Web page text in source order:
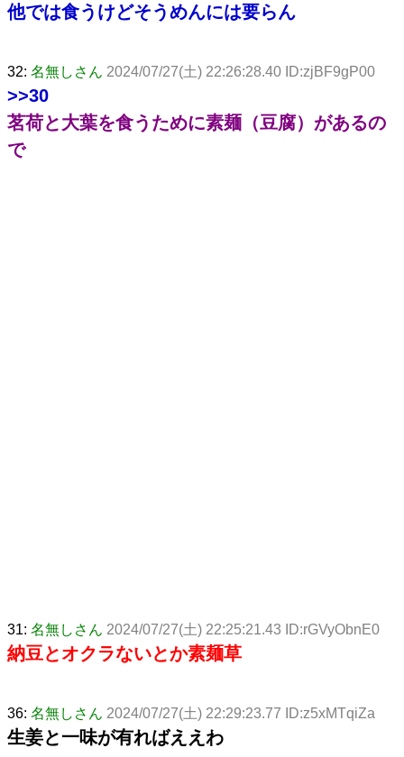
他では食うけどそうめんには要らん
32: 名無しさん 2024/07/27(土) 22:26:28.40 ID:zjBF9gP00
>>30
茗荷と大葉を食うために素麺（豆腐）があるの
で
31: 名無しさん 2024/07/27(土) 22:25:21.43 ID:rGVyObnE0
納豆とオクラないとか素麺草
36: 名無しさん 2024/07/27(土) 22:29:23.77 ID:z5xMTqiZa
生姜と一味が有ればええわ